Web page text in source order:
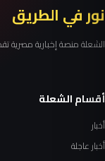
نور في الطريق
الشعلة منصة إخبارية مصرية
أقسام الشعلة
أخبار
أخبار عاجلة